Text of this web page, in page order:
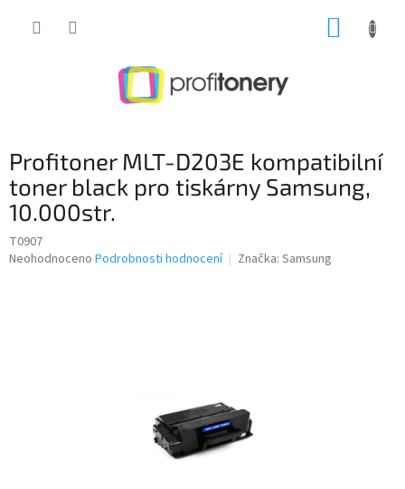
Profitoner MLT-D203E kompatibilní
toner black pro tiskárny Samsung,
10.000str.
T0907
Průměrné
Neohodnoceno Podrobnosti hodnocení Značka: Samsung